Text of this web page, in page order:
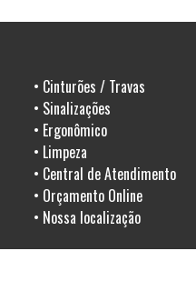
• Cinturões / Travas
• Sinalizações
• Ergonômico
• Limpeza
• Central de Atendimento
• Orçamento Online
• Nossa localização